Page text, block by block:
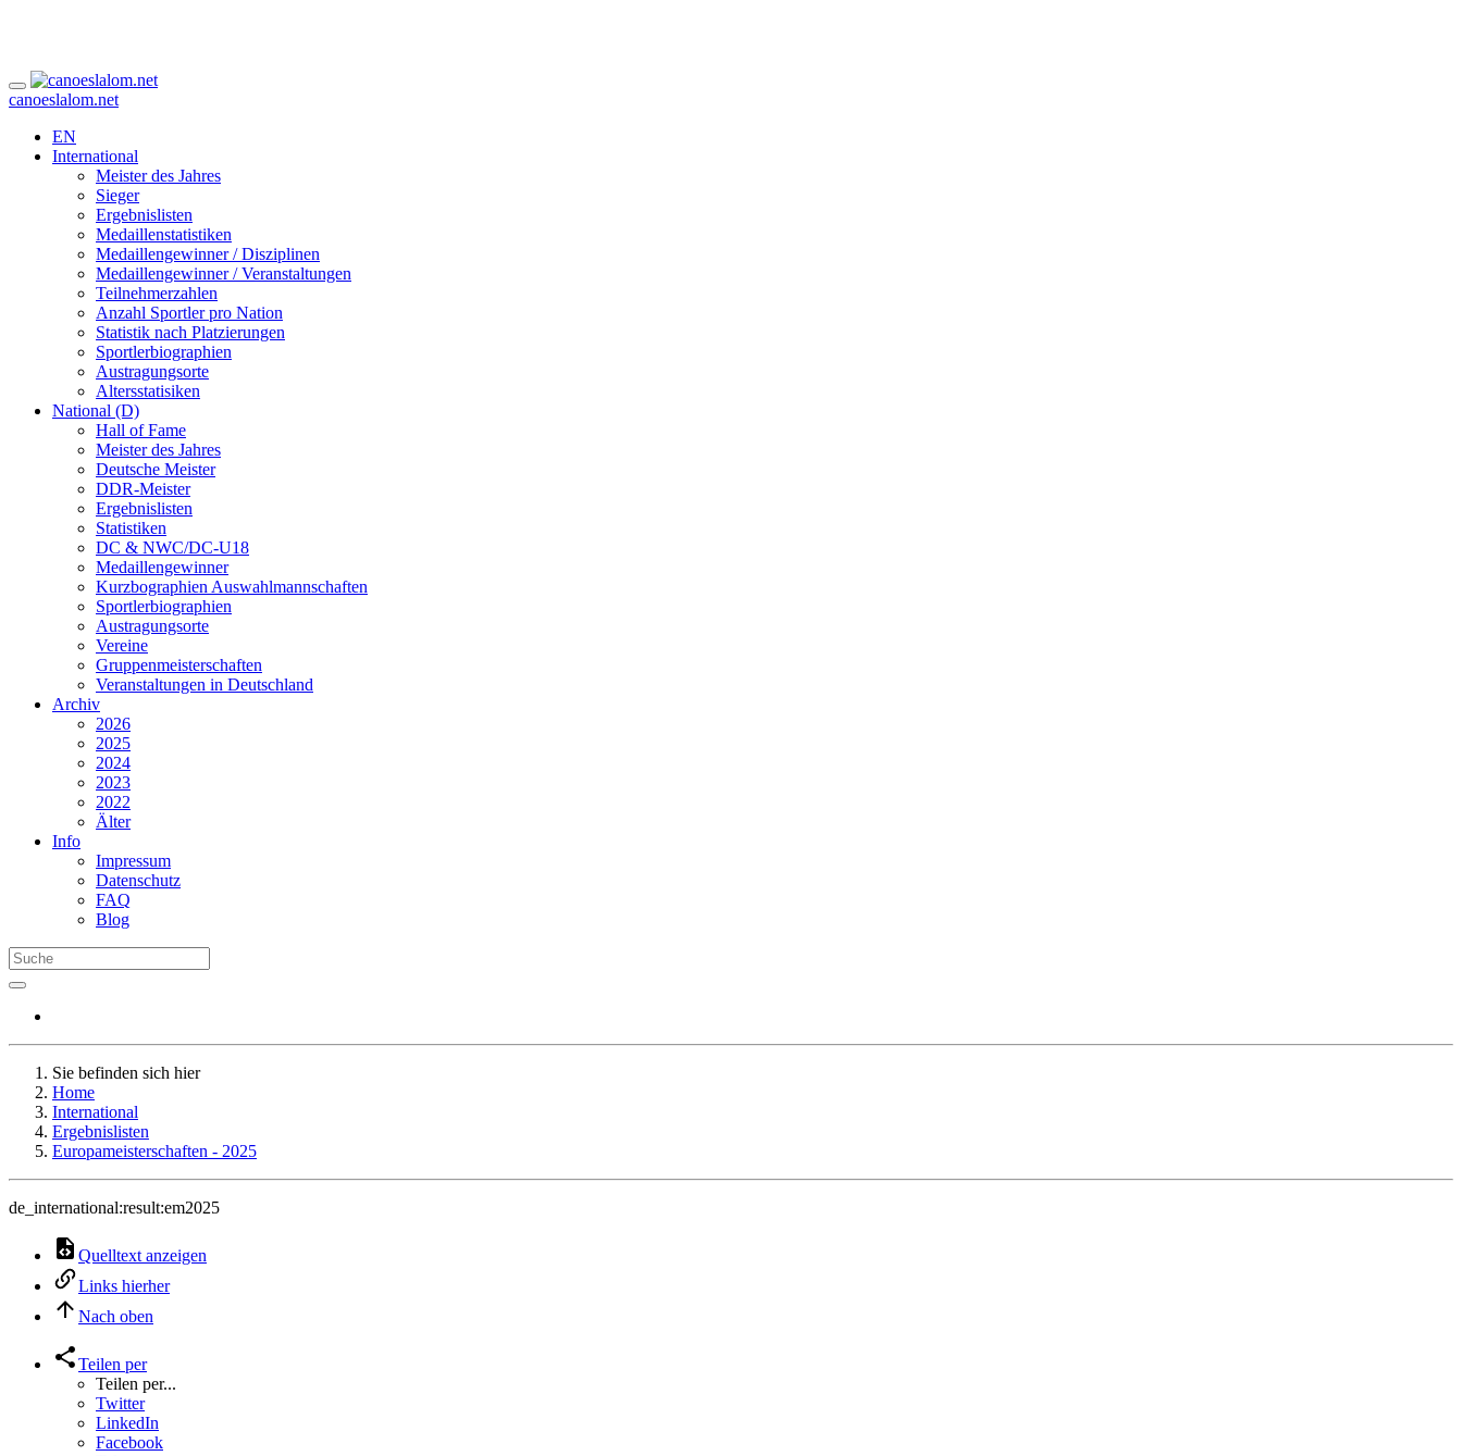
canoeslalom.net
EN
International
Meister des Jahres
Sieger
Ergebnislisten
Medaillenstatistiken
Medaillengewinner / Disziplinen
Medaillengewinner / Veranstaltungen
Teilnehmerzahlen
Anzahl Sportler pro Nation
Statistik nach Platzierungen
Sportlerbiographien
Austragungsorte
Altersstatisiken
National (D)
Hall of Fame
Meister des Jahres
Deutsche Meister
DDR-Meister
Ergebnislisten
Statistiken
DC & NWC/DC-U18
Medaillengewinner
Kurzbographien Auswahlmannschaften
Sportlerbiographien
Austragungsorte
Vereine
Gruppenmeisterschaften
Veranstaltungen in Deutschland
Archiv
2026
2025
2024
2023
2022
Älter
Info
Impressum
Datenschutz
FAQ
Blog
Sie befinden sich hier
Home
International
Ergebnislisten
Europameisterschaften - 2025
de_international:result:em2025
Quelltext anzeigen
Links hierher
Nach oben
Teilen per
Teilen per...
Twitter
LinkedIn
Facebook